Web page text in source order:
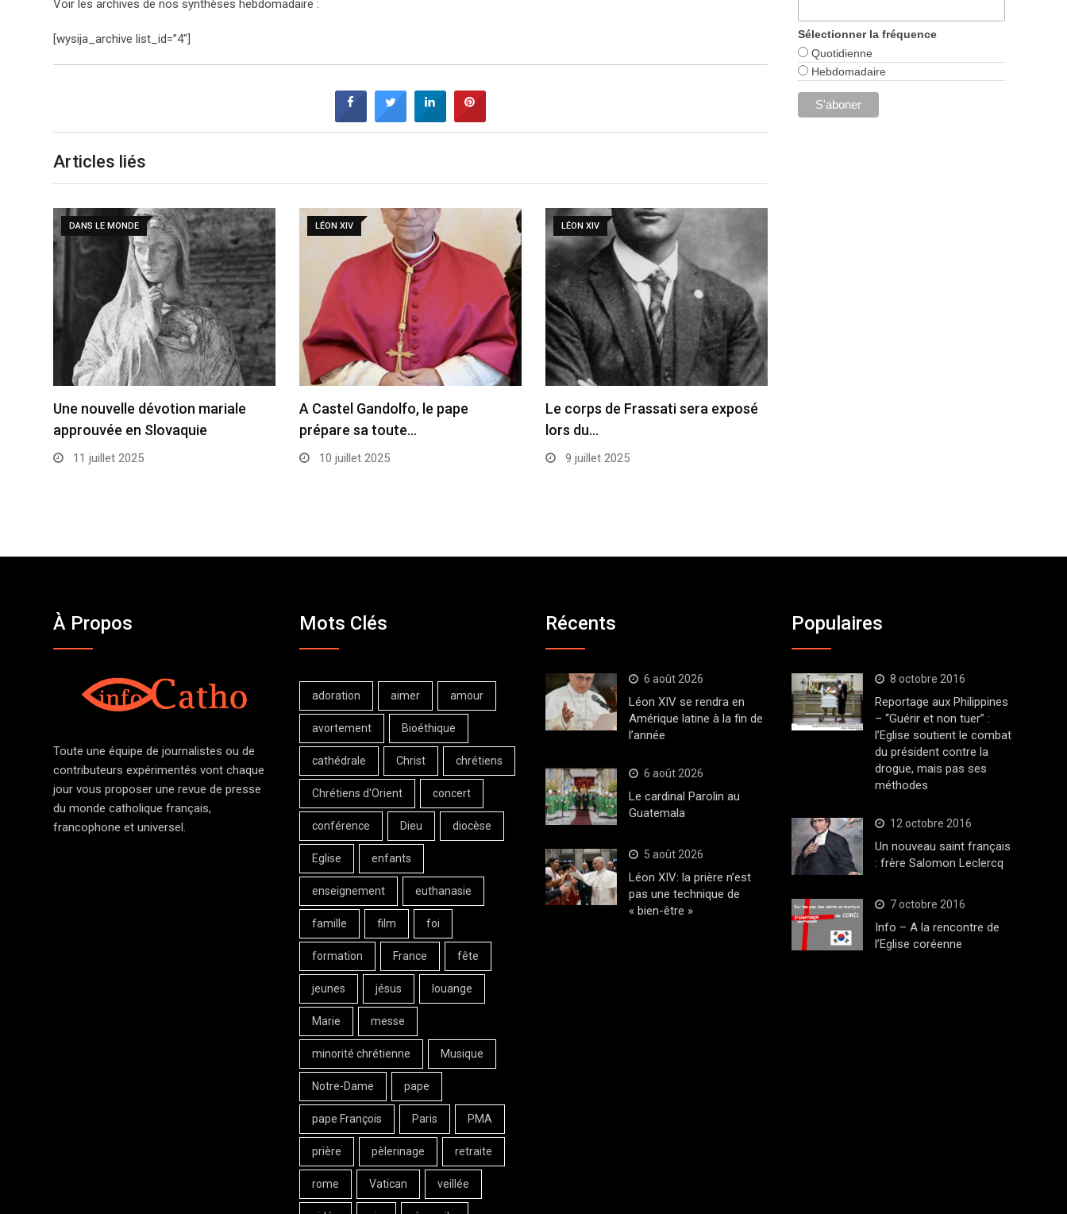
Voir les archives de nos synthèses hebdomadaire :
[wysija_archive list_id=”4″]
Articles liés
DANS LE MONDE
Une nouvelle dévotion mariale
approuvée en Slovaquie
11 juillet 2025
LÉON XIV
A Castel Gandolfo, le pape
prépare sa toute…
10 juillet 2025
LÉON XIV
Le corps de Frassati sera exposé
lors du…
9 juillet 2025
Sélectionner la fréquence
Quotidienne
Hebdomadaire
À Propos
Toute une équipe de journalistes ou de
contributeurs expérimentés vont chaque
jour vous proposer une revue de presse
du monde catholique français,
francophone et universel.
Mots Clés
adoration aimer amour
avortement Bioéthique
cathédrale Christ chrétiens
Chrétiens d'Orient concert
conférence Dieu diocèse
Eglise enfants
enseignement euthanasie
famille film foi
formation France fête
jeunes jésus louange
Marie messe
minorité chrétienne Musique
Notre-Dame pape
pape François Paris PMA
prière pèlerinage retraite
rome Vatican veillée
Récents
6 août 2026
Léon XIV se rendra en
Amérique latine à la fin de
l’année
6 août 2026
Le cardinal Parolin au
Guatemala
5 août 2026
Léon XIV: la prière n’est
pas une technique de
« bien-être »
Populaires
8 octobre 2016
Reportage aux Philippines
– “Guérir et non tuer” :
l’Eglise soutient le combat
du président contre la
drogue, mais pas ses
méthodes
12 octobre 2016
Un nouveau saint français
: frère Salomon Leclercq
7 octobre 2016
Info – A la rencontre de
l’Eglise coréenne